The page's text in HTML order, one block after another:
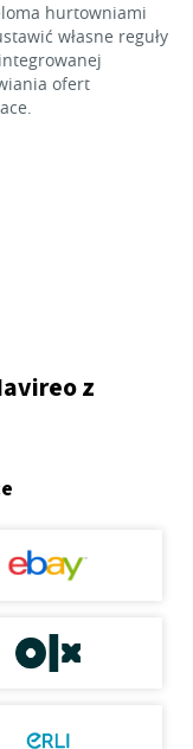
hurtowniami
własne reguły
ofert
z